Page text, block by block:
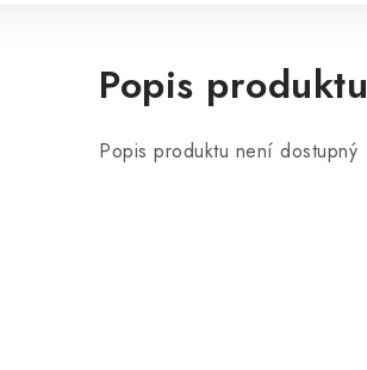
Popis produktu
Popis produktu není dostupný